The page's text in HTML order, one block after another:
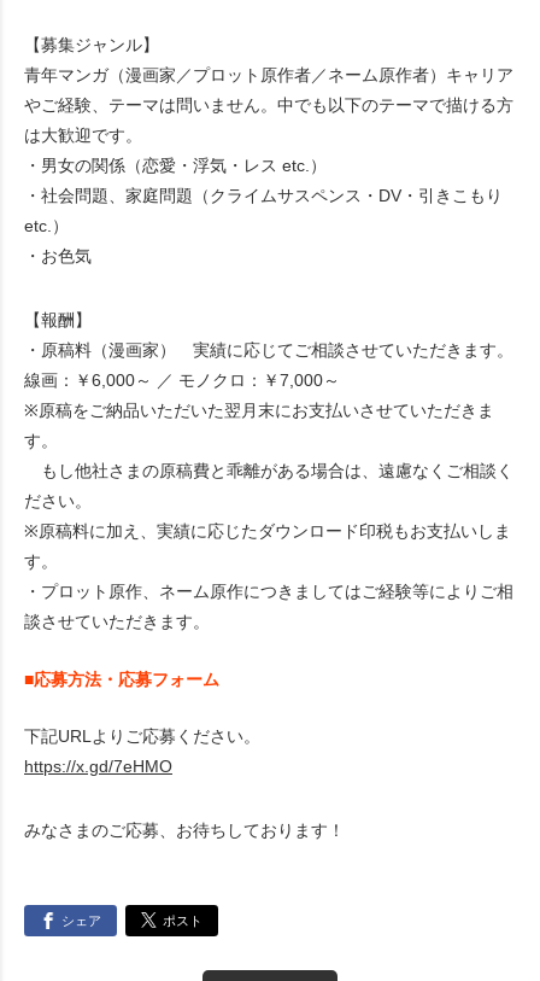
【募集ジャンル】
青年マンガ（漫画家／プロット原作者／ネーム原作者）キャリア
やご経験、テーマは問いません。中でも以下のテーマで描ける方
は大歓迎です。
・男女の関係（恋愛・浮気・レス etc.）
・社会問題、家庭問題（クライムサスペンス・DV・引きこもり
etc.）
・お色気
【報酬】
・原稿料（漫画家） 実績に応じてご相談させていただきます。
線画：￥6,000～ ／ モノクロ：￥7,000～
※原稿をご納品いただいた翌月末にお支払いさせていただきま
す。
もし他社さまの原稿費と乖離がある場合は、遠慮なくご相談く
ださい。
※原稿料に加え、実績に応じたダウンロード印税もお支払いしま
す。
・プロット原作、ネーム原作につきましてはご経験等によりご相
談させていただきます。
■応募方法・応募フォーム
下記URLよりご応募ください。
https://x.gd/7eHMO
みなさまのご応募、お待ちしております！
シェア ポスト